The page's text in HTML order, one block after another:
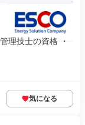
理技士の資格 ・
気になる